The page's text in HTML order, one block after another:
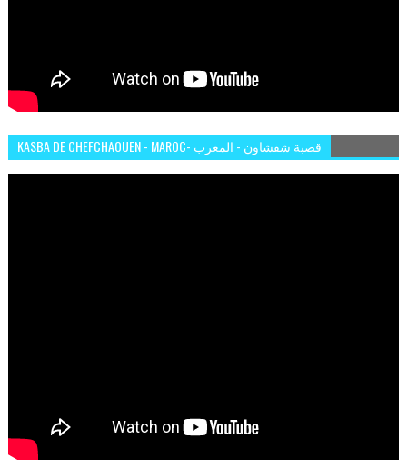
KASBA DE CHEFCHAOUEN - MAROC- قصبة شفشاون - المغرب